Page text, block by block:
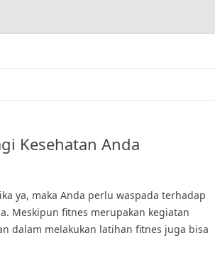
Kesehatan Anda
ya, maka Anda perlu waspada terhadap
Meskipun fitnes merupakan kegiatan
dalam melakukan latihan fitnes juga bisa